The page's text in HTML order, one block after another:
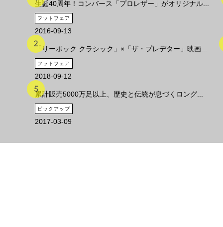
生誕40周年！コンバース「プロレザー」がオリジナル...
フットフェア
2016-09-13
「リーボック クラシック」×「ザ・プレデター」映画...
フットフェア
2018-09-12
累計販売5000万足以上、歴史と伝統が息づくロング...
ピックアップ
2017-03-09